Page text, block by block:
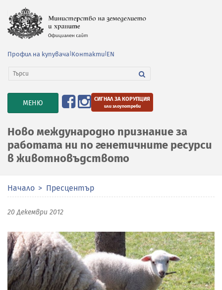
Профил на купувача Контакти EN
TOGGLE
NAVIGATION
МЕНЮ СИГНАЛ ЗА КОРУПЦИЯ
или злоупотреби
Ново международно признание за
работата ни по генетичните ресурси
в животновъдството
Начало Пресцентър
20 Декември 2012